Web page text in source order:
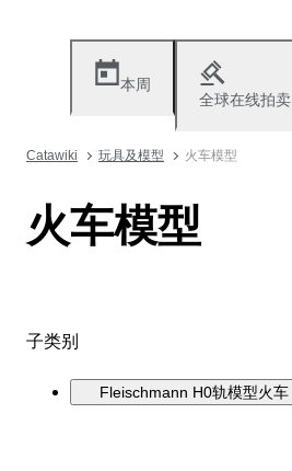
本周
全球在线拍卖
Catawiki 玩具及模型 火车模型
火车模型
子类别
Fleischmann H0轨模型火车